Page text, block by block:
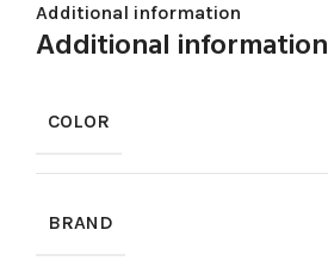
Additional information
Additional information
COLOR
BRAND